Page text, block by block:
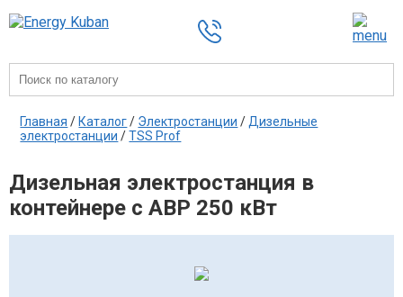
Главная / Каталог/ Электростанции / Дизельные
электростанции /TSS Prof
Дизельная электростанция в
контейнере с АВР 250 кВт